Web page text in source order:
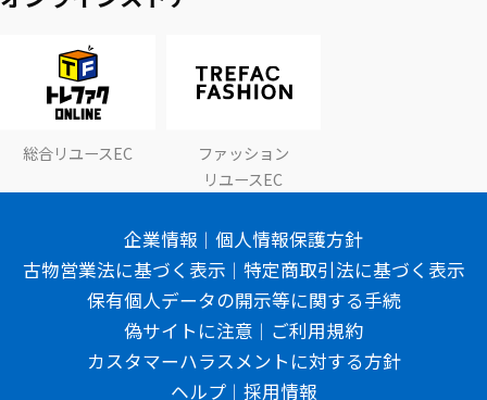
総合リユースEC
ファッション
リユースEC
企業情報
個人情報保護方針
古物営業法に基づく表示
特定商取引法に基づく表示
保有個人データの開示等に関する手続
偽サイトに注意
ご利用規約
カスタマーハラスメントに対する方針
ヘルプ
採用情報